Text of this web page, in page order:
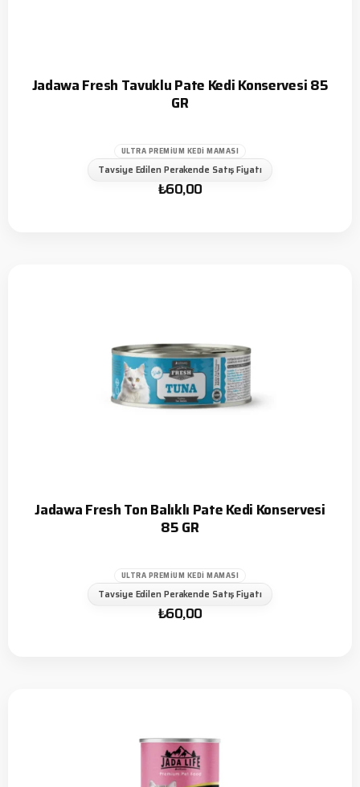
Jadawa Fresh Tavuklu Pate Kedi Konservesi 85
GR
ULTRA PREMIUM KEDI MAMASI
Tavsiye Edilen Perakende Satış Fiyatı
₺60,00
Jadawa Fresh Ton Balıklı Pate Kedi Konservesi
85 GR
ULTRA PREMIUM KEDI MAMASI
Tavsiye Edilen Perakende Satış Fiyatı
₺60,00